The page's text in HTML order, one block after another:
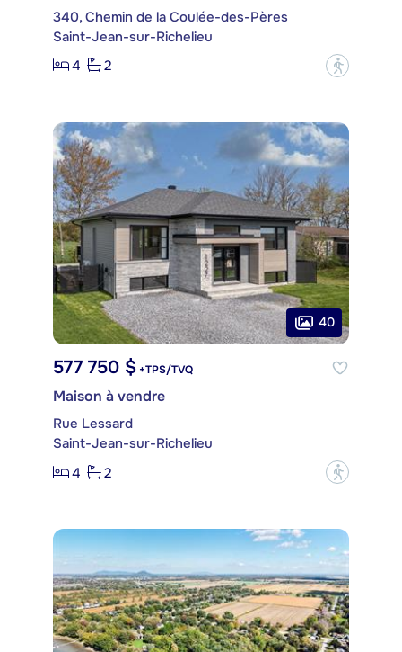
340, Chemin de la Coulée-des-Pères
Saint-Jean-sur-Richelieu
4
2 ?
40
577 750 $ +TPS/TVQ
Maison à vendre
Rue Lessard
Saint-Jean-sur-Richelieu
4
2 ?